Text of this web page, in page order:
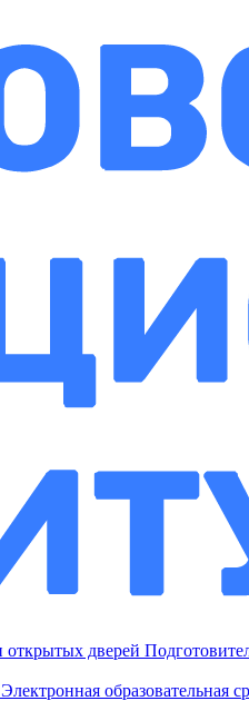
открытых дверей
Электронная образовательная